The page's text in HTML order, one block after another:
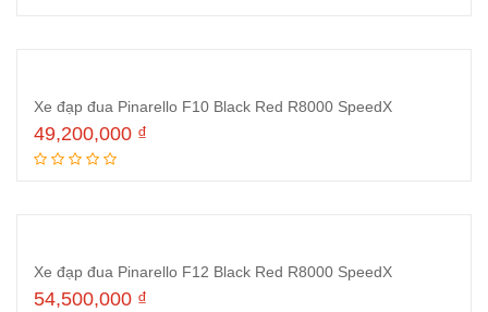
Xe đạp đua Pinarello F10 Black Red R8000 SpeedX
49,200,000 ₫
Xe đạp đua Pinarello F12 Black Red R8000 SpeedX
54,500,000 ₫